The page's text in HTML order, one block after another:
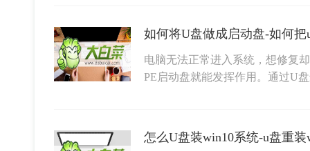
如何将U盘做成启动盘-如何把
电脑无法正常进入系统，想修复
PE启动盘就能发挥作用。通过U
怎么U盘装win10系统-u盘重